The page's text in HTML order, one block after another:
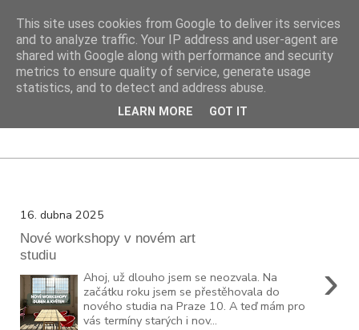
DIY PROJEKTY
DIY blog s návody, výtvarnými tipy a cestami za inspirací
16. dubna 2025
Nové workshopy v novém art
studiu
›
Ahoj, už dlouho jsem se neozvala. Na
začátku roku jsem se přestěhovala do
nového studia na Praze 10. A teď mám pro
vás termíny starých i nov...
This site uses cookies from Google to deliver its services
and to analyze traffic. Your IP address and user-agent are
shared with Google along with performance and security
metrics to ensure quality of service, generate usage
statistics, and to detect and address abuse.
LEARN MORE GOT IT